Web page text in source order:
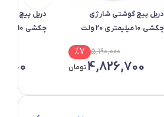
دریل پیچ گوشتی شارژی
چکشی 10 میلیمتری 20 ولت
5,190,000
%7
4,826,700تومان
دریل پیچ